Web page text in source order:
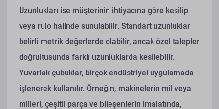
Uzunlukları ise müşterinin ihtiyacına göre kesilip
veya rulo halinde sunulabilir. Standart uzunluklar
belirli metrik değerlerde olabilir, ancak özel talepler
doğrultusunda farklı uzunluklarda kesilebilir.
Yuvarlak çubuklar, birçok endüstriyel uygulamada
işlenerek kullanılır. Örneğin, makinelerin mil veya
milleri, çeşitli parça ve bileşenlerin imalatında,